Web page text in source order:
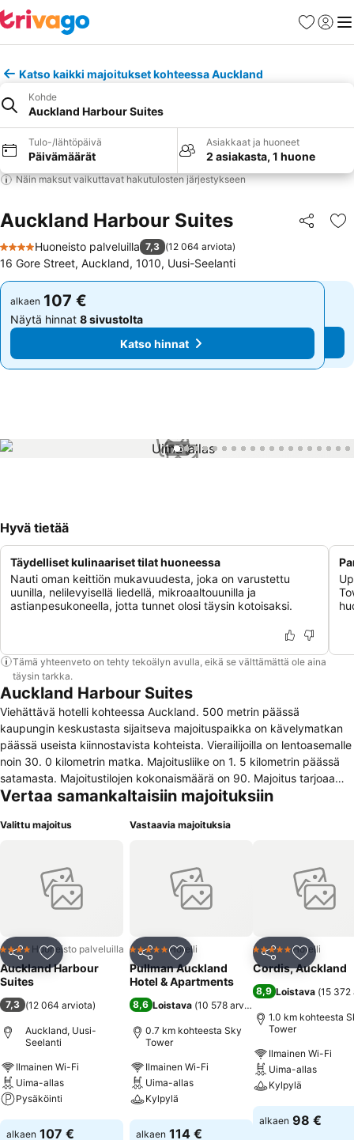
Suosikit
Katso kaikki majoitukset kohteessa Auckland
Kohde
Auckland Harbour Suites
Tulo-/lähtöpäivä
Päivämäärät
Asiakkaat ja huoneet
2 asiakasta, 1 huone
Näin maksut vaikuttavat hakutulosten järjestykseen
Auckland Harbour Suites Jaa
4 Tähtiluokitus
Huoneisto palveluilla 7,3 (12 064 arviota)
16 Gore Street, Auckland, 1010, Uusi-Seelanti
alkaen 107 €
Näytä hinnat 8 sivustolta
Katso hinnat
alkaen 107 €
Näytä hinnat 8 sivustolta
Katso hinnat
1 / 64
Hyvä tietää
Täydelliset kulinaariset tilat huoneessa
Nauti oman keittiön mukavuudesta, joka on varustettu
uunilla, nelilevyisellä liedellä, mikroaaltouunilla ja
astianpesukoneella, jotta tunnet olosi täysin kotoisaksi.
Tämä yhteenveto on tehty tekoälyn avulla, eikä se välttämättä ole aina
täysin tarkka.
Auckland Harbour Suites
Viehättävä hotelli kohteessa Auckland. 500 metrin päässä
kaupungin keskustasta sijaitseva majoituspaikka on kävelymatkan
päässä useista kiinnostavista kohteista. Vierailijoilla on lentoasemalle
noin 30. 0 kilometrin matka. Majoitusliike on 1. 5 kilometrin päässä
satamasta. Majoitustilojen kokonaismäärä on 90. Majoitus tarjoaa
Wi-Fi-yhteyden Internetiin tiloissaan. Matkailijat otetaan vastaan
huoneisiin voi saada vauvasängyn perheen pienimmille pyynnöstä.
Vertaa samankaltaisiin majoituksiin
Valittu majoitus
Jaa Lisää suosikkeihin
4 TähtiluokitusHuoneisto palveluilla
Auckland Harbour
Suites
7,3 (12 064 arviota)
Auckland, Uusi-
Seelanti
Ilmainen Wi-Fi
Uima-allas
Pysäköinti
Katso hinnat
alkaen 107 €
Vastaavia majoituksia
Jaa Lisää suosikkeihin
5 Tähtiluokitus
Hotelli
Pullman Auckland
Hotel & Apartments
8,6 Loistava (10 578 arviota
0.7 km kohteesta Sky
Tower
Ilmainen Wi-Fi
Uima-allas
Kylpylä
Katso hinnat
alkaen 114 €
Jaa Lisää
5 Tähtiluokitus
Hotelli
Cordis, Auckland
8,9 Loistava (15 372
1.0 km kohteesta
Tower
Ilmainen Wi-Fi
Uima-allas
Kylpylä
Katso hinnat
alkaen 98 €